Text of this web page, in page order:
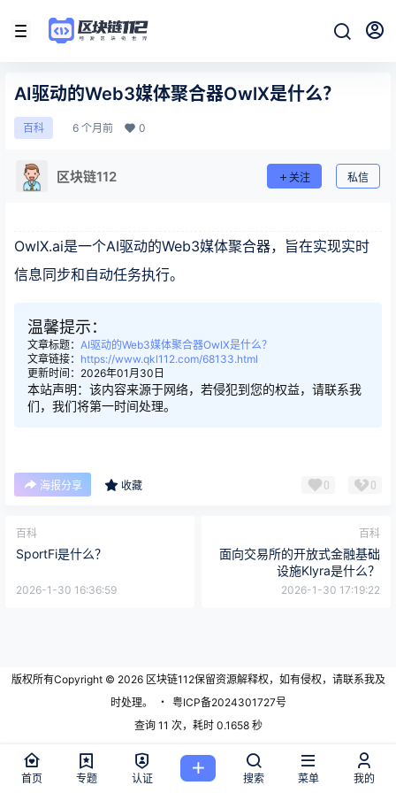
AI驱动的Web3媒体聚合器OwlX是什么？
百科 6 个月前 0
区块链112 关注 私信
OwlX.ai是一个AI驱动的Web3媒体聚合器，旨在实现实时
信息同步和自动任务执行。
温馨提示：
文章标题： AI驱动的Web3媒体聚合器OwlX是什么？
文章链接： https://www.qkl112.com/68133.html
更新时间：2026年01月30日
本站声明：该内容来源于网络，若侵犯到您的权益，请联系我
们，我们将第一时间处理。
海报分享 收藏 0 0
百科
SportFi是什么？
2026-1-30 16:36:59
百科
面向交易所的开放式金融基础
设施Klyra是什么？
2026-1-30 17:19:22
版权所有Copyright © 2026区块链112保留资源解释权，如有侵权，请联系我及
时处理。
・ 粤ICP备2024301727号
查询 11 次，耗时 0.1658 秒
首页 专题 认证 搜索 菜单 我的